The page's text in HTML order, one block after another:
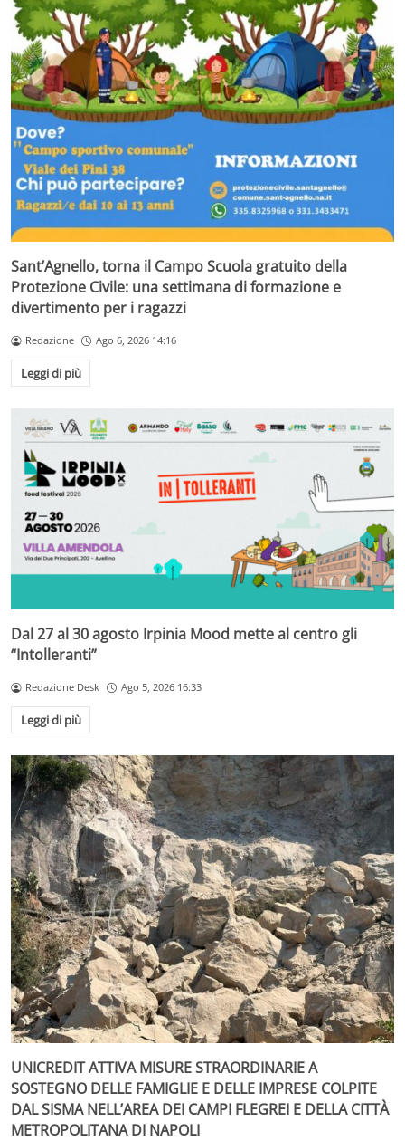
Sant’Agnello, torna il Campo Scuola gratuito della
Protezione Civile: una settimana di formazione e
divertimento per i ragazzi
Redazione Ago 6, 2026 14:16
Leggi di più
Dal 27 al 30 agosto Irpinia Mood mette al centro gli
“Intolleranti”
Redazione Desk Ago 5, 2026 16:33
Leggi di più
UNICREDIT ATTIVA MISURE STRAORDINARIE A
SOSTEGNO DELLE FAMIGLIE E DELLE IMPRESE COLPITE
DAL SISMA NELL’AREA DEI CAMPI FLEGREI E DELLA CITTÀ
METROPOLITANA DI NAPOLI